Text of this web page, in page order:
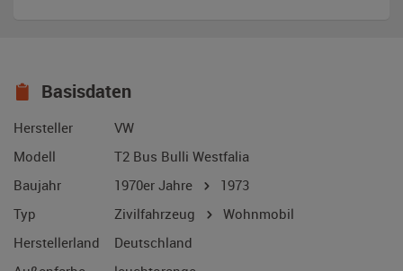
Basisdaten
Hersteller
VW
Modell
T2 Bus Bulli Westfalia
Baujahr
1970er Jahre
1973
Typ
Zivilfahrzeug
Wohnmobil
Herstellerland
Deutschland